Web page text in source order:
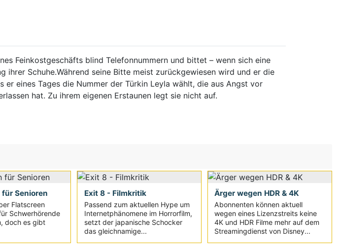
Feinkostgeschäfts blind Telefonnummern und bittet – wenn sich eine
Schuhe.Während seine Bitte meist zurückgewiesen wird und er die
eines Tages die Nummer der Türkin Leyla wählt, die aus Angst vor
hat. Zu ihrem eigenen Erstaunen legt sie nicht auf.
Senioren
Flatscreen
Schwerhörende
doch es gibt
Exit 8 - Filmkritik
Passend zum aktuellen Hype um
Internetphänomene im Horrorfilm,
setzt der japanische Schocker
das gleichnamige...
Ärger wegen HDR & 4K
Abonnenten können aktuell
wegen eines Lizenzstreits keine
4K und HDR Filme mehr auf dem
Streamingdienst von Disney...